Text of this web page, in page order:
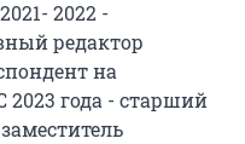
2022 -
редактор
на
2023 года - старший